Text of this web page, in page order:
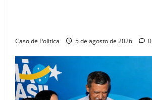
Caso de Politica 5 de agosto de 2026 0